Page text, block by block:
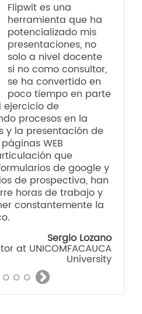
Flipwit es una
herramienta que ha
potencializado mis
presentaciones, no
solo a nivel docente
si no como consultor,
se ha convertido en
poco tiempo en parte
de
procesos en la
y la presentación de
WEB
que
de google y
de prospectiva, han
horas de trabajo y
constantemente la
Sergio Lozano
at UNICOMFACAUCA
University